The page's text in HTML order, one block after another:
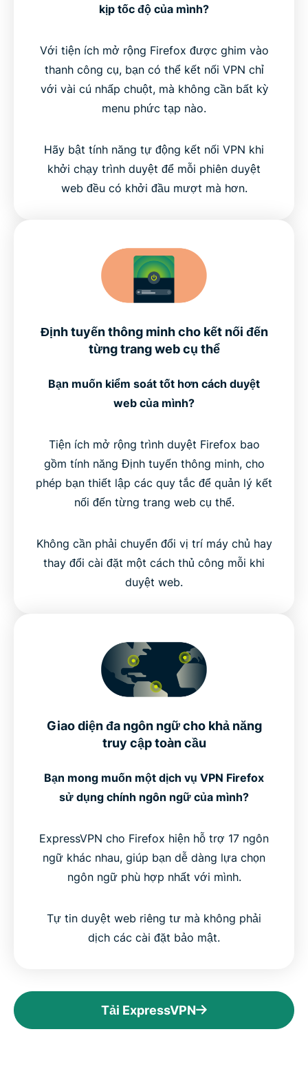
kịp tốc độ của mình?
Với tiện ích mở rộng Firefox được ghim vào
thanh công cụ, bạn có thể kết nối VPN chỉ
với vài cú nhấp chuột, mà không cần bất kỳ
menu phức tạp nào.
Hãy bật tính năng tự động kết nối VPN khi
khởi chạy trình duyệt để mỗi phiên duyệt
web đều có khởi đầu mượt mà hơn.
Định tuyến thông minh cho kết nối đến
từng trang web cụ thể
Bạn muốn kiểm soát tốt hơn cách duyệt
web của mình?
Tiện ích mở rộng trình duyệt Firefox bao
gồm tính năng Định tuyến thông minh, cho
phép bạn thiết lập các quy tắc để quản lý kết
nối đến từng trang web cụ thể.
Không cần phải chuyển đổi vị trí máy chủ hay
thay đổi cài đặt một cách thủ công mỗi khi
duyệt web.
Giao diện đa ngôn ngữ cho khả năng
truy cập toàn cầu
Bạn mong muốn một dịch vụ VPN Firefox
sử dụng chính ngôn ngữ của mình?
ExpressVPN cho Firefox hiện hỗ trợ 17 ngôn
ngữ khác nhau, giúp bạn dễ dàng lựa chọn
ngôn ngữ phù hợp nhất với mình.
Tự tin duyệt web riêng tư mà không phải
dịch các cài đặt bảo mật.
Tải ExpressVPN